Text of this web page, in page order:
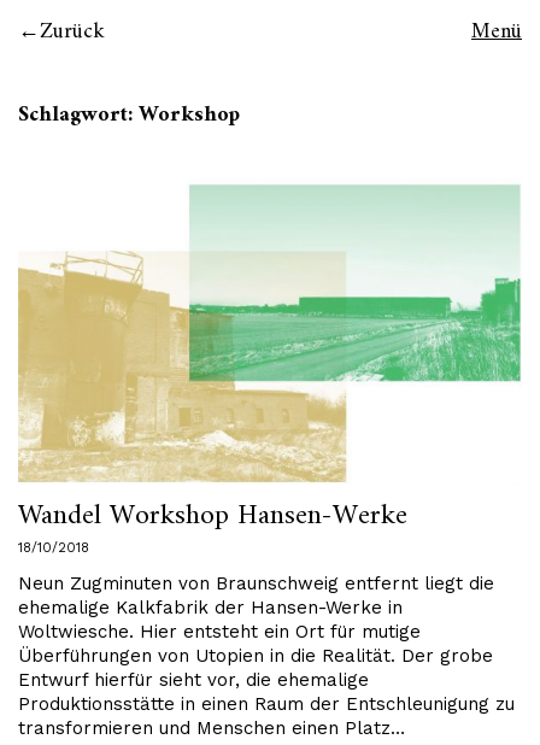
Zurück Menü
Schlagwort:Workshop
Wandel Workshop Hansen-Werke
18/10/2018
Neun Zugminuten von Braunschweig entfernt liegt die
ehemalige Kalkfabrik der Hansen-Werke in
Woltwiesche. Hier entsteht ein Ort für mutige
Überführungen von Utopien in die Realität. Der grobe
Entwurf hierfür sieht vor, die ehemalige
Produktionsstätte in einen Raum der Entschleunigung zu
transformieren und Menschen einen Platz…